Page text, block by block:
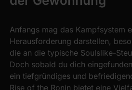
Anfangs mag das Kampfsystem
Herausforderung darstellen,
die an die typische Soulslike-
Doch sobald du dich
ein tiefgründiges und
Rise of the Ronin bietet eine